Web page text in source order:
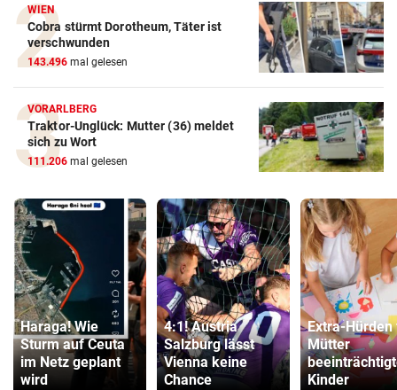
WIEN
Cobra stürmt Dorotheum, Täter ist
verschwunden
143.496 mal gelesen
VORARLBERG
Traktor-Unglück: Mutter (36) meldet
sich zu Wort
111.206 mal gelesen
Haraga! Wie
Sturm auf Ceuta
im Netz geplant
wird
4:1! Austria
Salzburg lässt
Vienna keine
Chance
Extra-Hürden
Mütter
Kinder